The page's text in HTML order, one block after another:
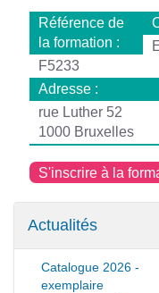
Référence de
la formation :
F5233
Adresse :
rue Luther 52
1000 Bruxelles
S'inscrire à la
Actualités
Catalogue 2026 -
exemplaire